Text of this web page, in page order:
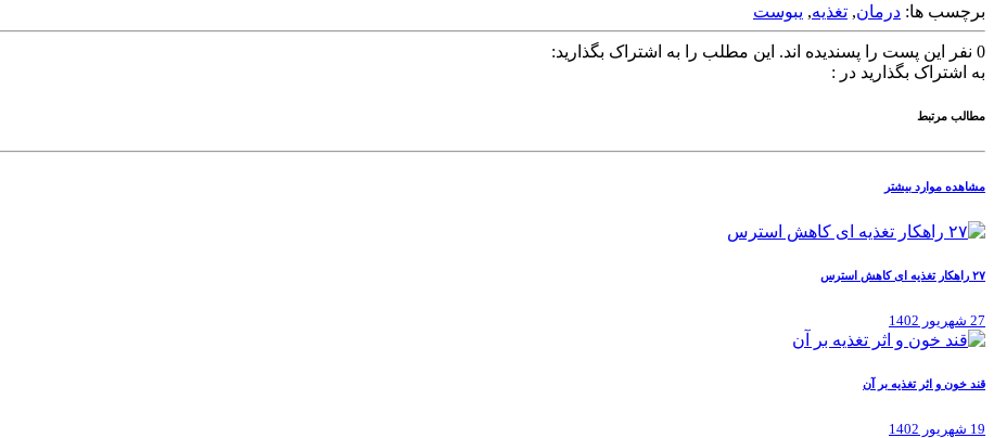
برچسب ها: درمان, تغذیه, یبوست
0 نفر این پست را پسندیده اند. این مطلب را به اشتراک بگذارید:
به اشتراک بگذارید در :
مطالب مرتبط
مشاهده موارد بیشتر
۲۷ راهکار تغذیه ای کاهش استرس
27 شهریور 1402
قند خون و اثر تغذیه بر آن
19 شهریور 1402